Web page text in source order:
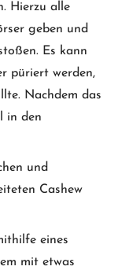
Hierzu alle
geben und
Es kann
püriert werden,
Nachdem das
in den
und
Cashew
eines
mit etwas